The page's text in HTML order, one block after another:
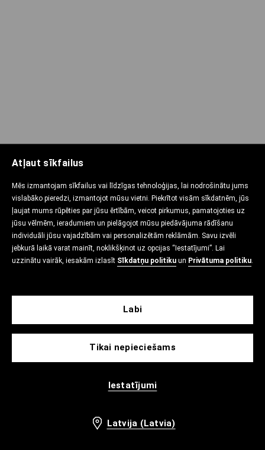
Atļaut sīkfailus
Mēs izmantojam sīkfailus vai līdzīgas tehnoloģijas, lai nodrošinātu jums
vislabāko pieredzi, izmantojot mūsu vietni. Piekrītot visām sīkdatnēm, jūs
ļaujat mums rūpēties par jūsu ērtībām, veicot pirkumus, pamatojoties uz
jūsu vēlmēm, ieradumiem un pielāgojot mūsu piedāvājuma rādīšanu
individuāli jūsu vajadzībām vai personalizētām reklāmām. Savu izvēli
jebkurā laikā varat mainīt, noklikšķinot uz opcijas “Iestatījumi”. Lai
uzzinātu vairāk, iesakām izlasīt Sīkdatņu politiku un Privātuma politiku.
Tikai nepieciešams
Iestatījumi
Labi
Latvija (Latvia)